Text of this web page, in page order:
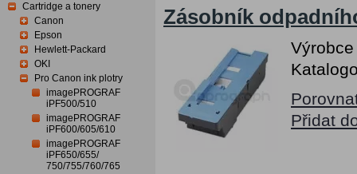
Cartridge a tonery
Canon
Epson
Hewlett-Packard
OKI
Pro Canon ink plotry
imagePROGRAF
iPF500/510
imagePROGRAF
iPF600/605/610
imagePROGRAF
iPF650/655/
750/755/760/765
Zásobník
Přidat